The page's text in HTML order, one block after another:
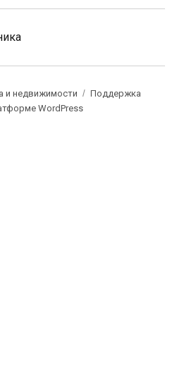
и недвижимости
Поддержка
WordPress